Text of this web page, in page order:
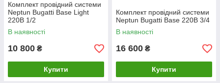
Комплект провідний системи
Neptun Bugatti Base Light
220В 1/2
В наявності
10 800 ₴
Купити
Комплект провідний системи
Neptun Bugatti Base 220B 3/4
В наявності
16 600 ₴
Купити